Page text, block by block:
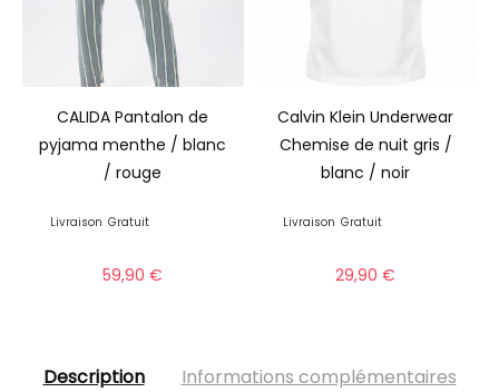
CALIDA Pantalon de
pyjama menthe / blanc
/ rouge
Livraison Gratuit
59,90€
Calvin Klein Underwear
Chemise de nuit gris /
blanc / noir
Livraison Gratuit
29,90€
Description Informations complémentaires